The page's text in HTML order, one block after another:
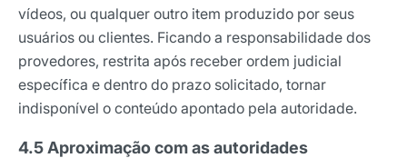
vídeos, ou qualquer outro item produzido por seus
usuários ou clientes. Ficando a responsabilidade dos
provedores, restrita após receber ordem judicial
específica e dentro do prazo solicitado, tornar
indisponível o conteúdo apontado pela autoridade.
4.5 Aproximação com as autoridades